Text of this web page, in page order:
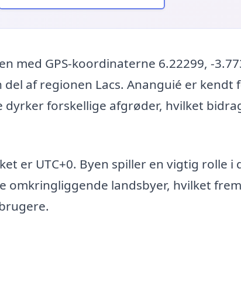
med GPS-koordinaterne 6.22299, -
af regionen Lacs. Ananguié er kendt
forskellige afgrøder, hvilket
er UTC+0. Byen spiller en vigtig rolle i
omkringliggende landsbyer, hvilket